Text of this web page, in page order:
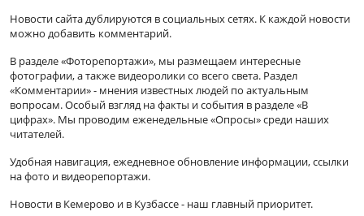
Новости сайта дублируются в социальных сетях. К каждой новости
можно добавить комментарий.
В разделе «Фоторепортажи», мы размещаем интересные
фотографии, а также видеоролики со всего света. Раздел
«Комментарии» - мнения известных людей по актуальным
вопросам. Особый взгляд на факты и события в разделе «В
цифрах». Мы проводим еженедельные «Опросы» среди наших
читателей.
Удобная навигация, ежедневное обновление информации, ссылки
на фото и видеорепортажи.
Новости в Кемерово и в Кузбассе - наш главный приоритет.